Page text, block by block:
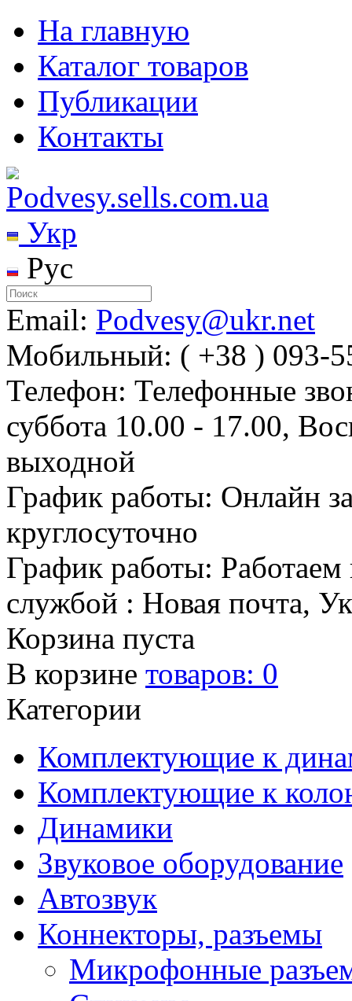
На главную
Каталог товаров
Публикации
Контакты
Укр
Рус
Email: Podvesy@ukr.net
Мобильный: ( +38 ) 093-
Телефон: Телефонные
суббота 10.00 - 17.00,
выходной
График работы: Онлайн
круглосуточно
График работы: Работаем
службой : Новая почта,
Корзина пуста
В корзине товаров: 0
Категории
Комплектующие к
Комплектующие к
Динамики
Звуковое оборудование
Автозвук
Коннекторы, разъемы
Микрофонные